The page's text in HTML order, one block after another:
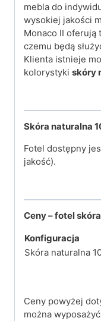
mebla do
wysokiej jakości
Monaco II oferują
czemu będą
Klienta istnieje
kolorystyki skóry
Skóra naturalna
Fotel dostępny
jakość).
Ceny – fotel
Konfiguracja
Skóra naturalna
Ceny powyżej
można